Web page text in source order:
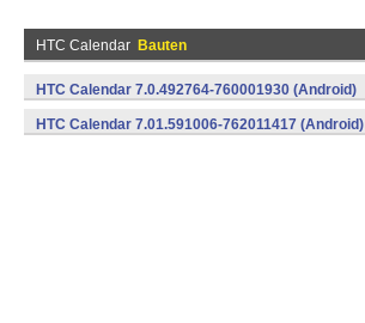
HTC Calendar Bauten
HTC Calendar 7.0.492764-760001930 (Android)
HTC Calendar 7.01.591006-762011417 (Android)